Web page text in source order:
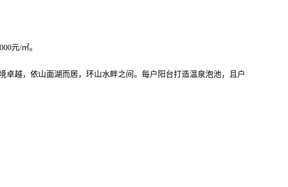
元/㎡。
越，依山面湖而居，环山水畔之间。每户阳台打造温泉泡池，且户